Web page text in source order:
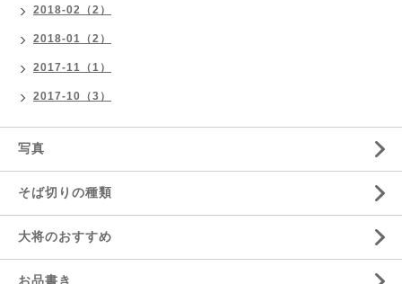
2018-02（2）
2018-01（2）
2017-11（1）
2017-10（3）
写真
そば切りの種類
大将のおすすめ
お品書き